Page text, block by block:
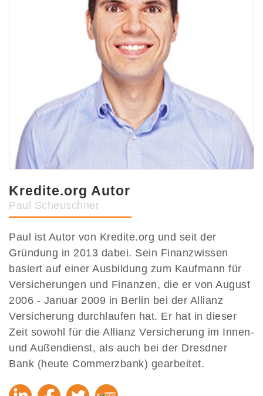
Kredite.org Autor
Paul Scheuschner
Paul ist Autor von Kredite.org und seit der
Gründung in 2013 dabei. Sein Finanzwissen
basiert auf einer Ausbildung zum Kaufmann für
Versicherungen und Finanzen, die er von August
2006 - Januar 2009 in Berlin bei der Allianz
Versicherung durchlaufen hat. Er hat in dieser
Zeit sowohl für die Allianz Versicherung im Innen-
und Außendienst, als auch bei der Dresdner
Bank (heute Commerzbank) gearbeitet.